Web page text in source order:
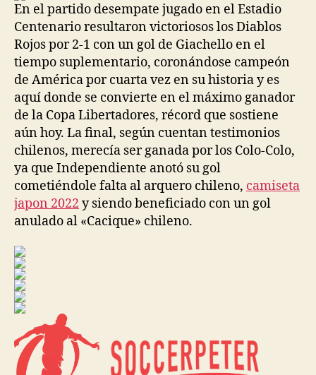
En el partido desempate jugado en el Estadio
Centenario resultaron victoriosos los Diablos
Rojos por 2-1 con un gol de Giachello en el
tiempo suplementario, coronándose campeón
de América por cuarta vez en su historia y es
aquí donde se convierte en el máximo ganador
de la Copa Libertadores, récord que sostiene
aún hoy. La final, según cuentan testimonios
chilenos, merecía ser ganada por los Colo-Colo,
ya que Independiente anotó su gol
cometiéndole falta al arquero chileno, camiseta
japon 2022 y siendo beneficiado con un gol
anulado al «Cacique» chileno.